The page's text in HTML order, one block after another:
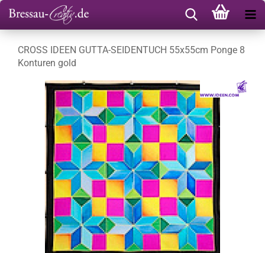
CROSS IDEEN GUTTA-SEIDENTUCH 55x55cm Ponge 8
Konturen gold